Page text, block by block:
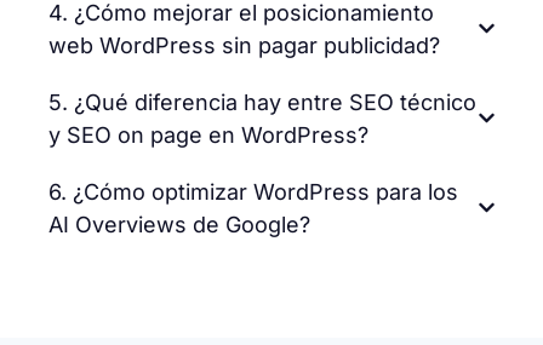
4. ¿Cómo mejorar el posicionamiento
web WordPress sin pagar publicidad?
5. ¿Qué diferencia hay entre SEO técnico
y SEO on page en WordPress?
6. ¿Cómo optimizar WordPress para los
AI Overviews de Google?